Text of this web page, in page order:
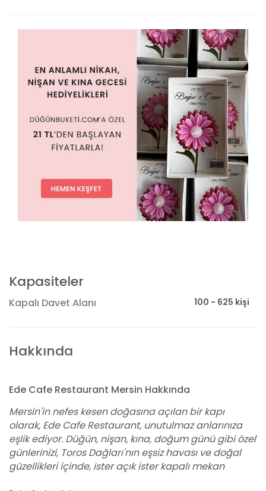
Kapasiteler
Kapalı Davet Alanı 100 - 625 kişi
Hakkında
Ede Cafe Restaurant Mersin Hakkında
Mersin'in nefes kesen doğasına açılan bir kapı
olarak, Ede Cafe Restaurant, unutulmaz anlarınıza
eşlik ediyor. Düğün, nişan, kına, doğum günü gibi özel
günlerinizi, Toros Dağları'nın eşsiz havası ve doğal
güzellikleri içinde, ister açık ister kapalı mekan